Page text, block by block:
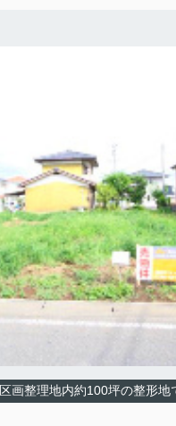
区画整理地内約100坪の整形地